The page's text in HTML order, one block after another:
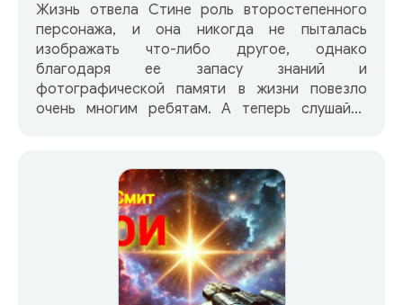
Жизнь отвела Стине роль второстепенного
персонажа, и она никогда не пыталась
изображать что-либо другое, однако
благодаря ее запасу знаний и
фотографической памяти в жизни повезло
очень многим ребятам. А теперь слушайте
чертовски хороша…